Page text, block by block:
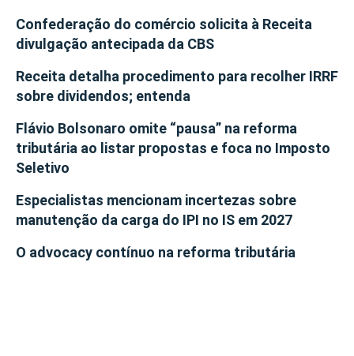
Confederação do comércio solicita à Receita
divulgação antecipada da CBS
Receita detalha procedimento para recolher IRRF
sobre dividendos; entenda
Flávio Bolsonaro omite “pausa” na reforma
tributária ao listar propostas e foca no Imposto
Seletivo
Especialistas mencionam incertezas sobre
manutenção da carga do IPI no IS em 2027
O advocacy contínuo na reforma tributária